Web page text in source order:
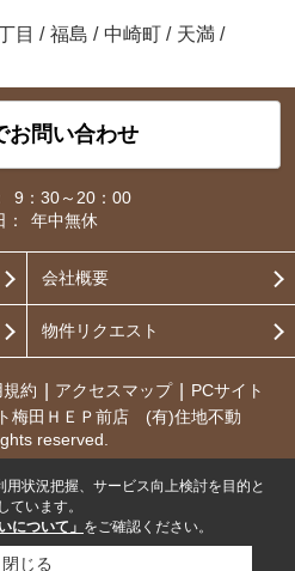
目 / 福島 / 中崎町 / 天満 /
お問い合わせ
9：30～20：00
年中無休
会社概要
物件リクエスト
約 アクセスマップ
PCサイト
梅田ＨＥＰ前店 (有)住地不動
reserved.
状況把握、サービス向上検討を目的と
ています。
について」 をご確認ください。
閉じる